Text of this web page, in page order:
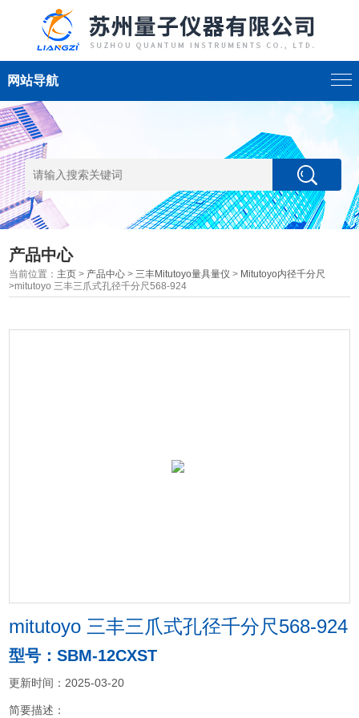
网站导航
产品中心
当前位置： 主页 > 产品中心 >三丰Mitutoyo量具量仪 > Mitutoyo内径千分尺
>mitutoyo 三丰三爪式孔径千分尺568-924
mitutoyo 三丰三爪式孔径千分尺568-924
型号：SBM-12CXST
更新时间：2025-03-20
简要描述：